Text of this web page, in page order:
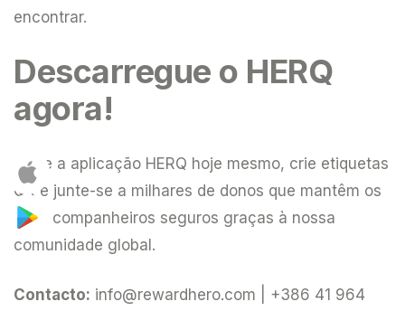
encontrar.
Descarregue o HERQ
agora!
Baixe a aplicação HERQ hoje mesmo, crie etiquetas
QR e junte-se a milhares de donos que mantêm os
seus companheiros seguros graças à nossa
comunidade global.
Contacto: info@rewardhero.com | +386 41 964